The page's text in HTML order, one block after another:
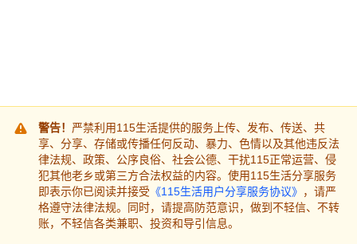
警告！ 严禁利用115生活提供的服务上传、发布、传送、共
享、分享、存储或传播任何反动、暴力、色情以及其他违反法
律法规、政策、公序良俗、社会公德、干扰115正常运营、侵
犯其他老乡或第三方合法权益的内容。使用115生活分享服务
即表示你已阅读并接受 《115生活用户分享服务协议》 ，请严
格遵守法律法规。同时，请提高防范意识，做到不轻信、不转
账，不轻信各类兼职、投资和导引信息。